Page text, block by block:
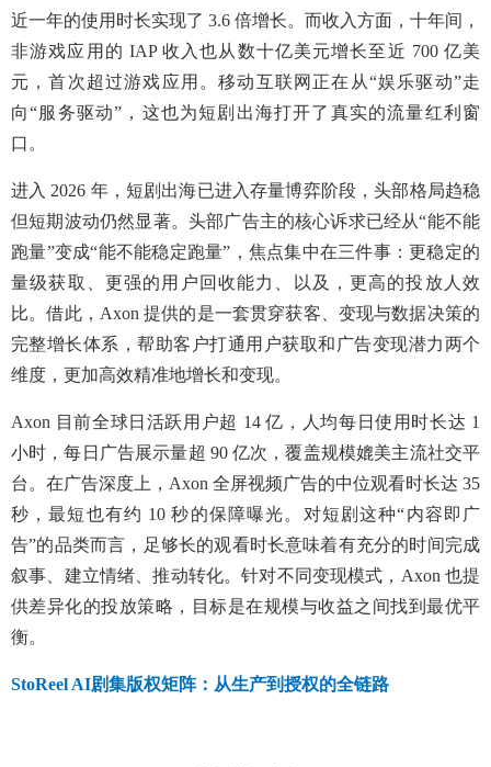
近一年的使用时长实现了 3.6 倍增长。而收入方面，十年间，
非游戏应用的 IAP 收入也从数十亿美元增长至近 700 亿美
元，首次超过游戏应用。移动互联网正在从“娱乐驱动”走
向“服务驱动”，这也为短剧出海打开了真实的流量红利窗
口。
进入 2026 年，短剧出海已进入存量博弈阶段，头部格局趋稳
但短期波动仍然显著。头部广告主的核心诉求已经从“能不能
跑量”变成“能不能稳定跑量”，焦点集中在三件事：更稳定的
量级获取、更强的用户回收能力、以及，更高的投放人效
比。借此，Axon 提供的是一套贯穿获客、变现与数据决策的
完整增长体系，帮助客户打通用户获取和广告变现潜力两个
维度，更加高效精准地增长和变现。
Axon 目前全球日活跃用户超 14 亿，人均每日使用时长达 1
小时，每日广告展示量超 90 亿次，覆盖规模媲美主流社交平
台。在广告深度上，Axon 全屏视频广告的中位观看时长达 35
秒，最短也有约 10 秒的保障曝光。对短剧这种“内容即广
告”的品类而言，足够长的观看时长意味着有充分的时间完成
叙事、建立情绪、推动转化。针对不同变现模式，Axon 也提
供差异化的投放策略，目标是在规模与收益之间找到最优平
衡。
StoReel AI剧集版权矩阵： 从生产到授权的全链路